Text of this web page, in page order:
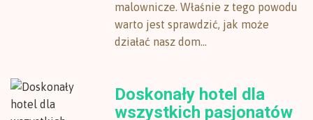
malownicze. Właśnie z tego powodu
warto jest sprawdzić, jak może
działać nasz dom...
Doskonały hotel dla
wszystkich pasjonatów